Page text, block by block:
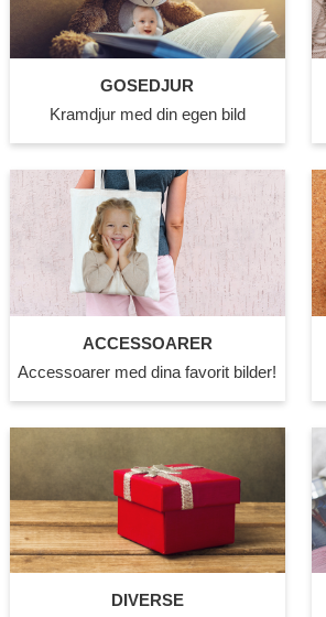
GOSEDJUR
Kramdjur med din egen bild
ACCESSOARER
Accessoarer med dina favorit bilder!
DIVERSE